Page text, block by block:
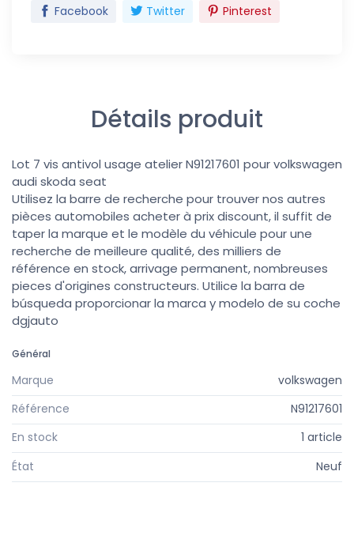
Facebook Twitter Pinterest
Détails produit
Lot 7 vis antivol usage atelier N91217601 pour volkswagen
audi skoda seat
Utilisez la barre de recherche pour trouver nos autres
pièces automobiles acheter à prix discount, il suffit de
taper la marque et le modèle du véhicule pour une
recherche de meilleure qualité, des milliers de
référence en stock, arrivage permanent, nombreuses
pieces d'origines constructeurs. Utilice la barra de
búsqueda proporcionar la marca y modelo de su coche
dgjauto
Général
Marque
volkswagen
Référence
N91217601
En stock
1 article
État
Neuf